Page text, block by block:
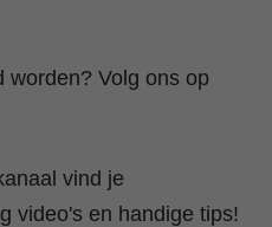
worden? Volg ons op
vind je
video's en handige tips!